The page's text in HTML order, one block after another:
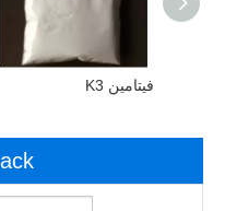
فيتامين K3